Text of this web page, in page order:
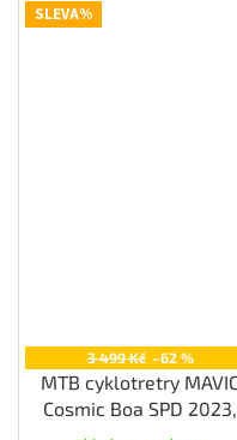
SLEVA%
3 499 Kč –62 %
MTB cyklotretry MAVIC
Cosmic Boa SPD 2023,